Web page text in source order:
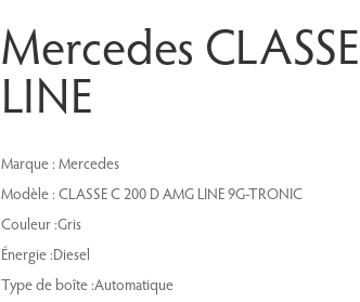
Mercedes
LINE
Marque : Mercedes
Modèle : CLASSE C 200 D AMG LINE 9G-TRONIC
Couleur :Gris
Énergie :Diesel
Type de boîte :Automatique